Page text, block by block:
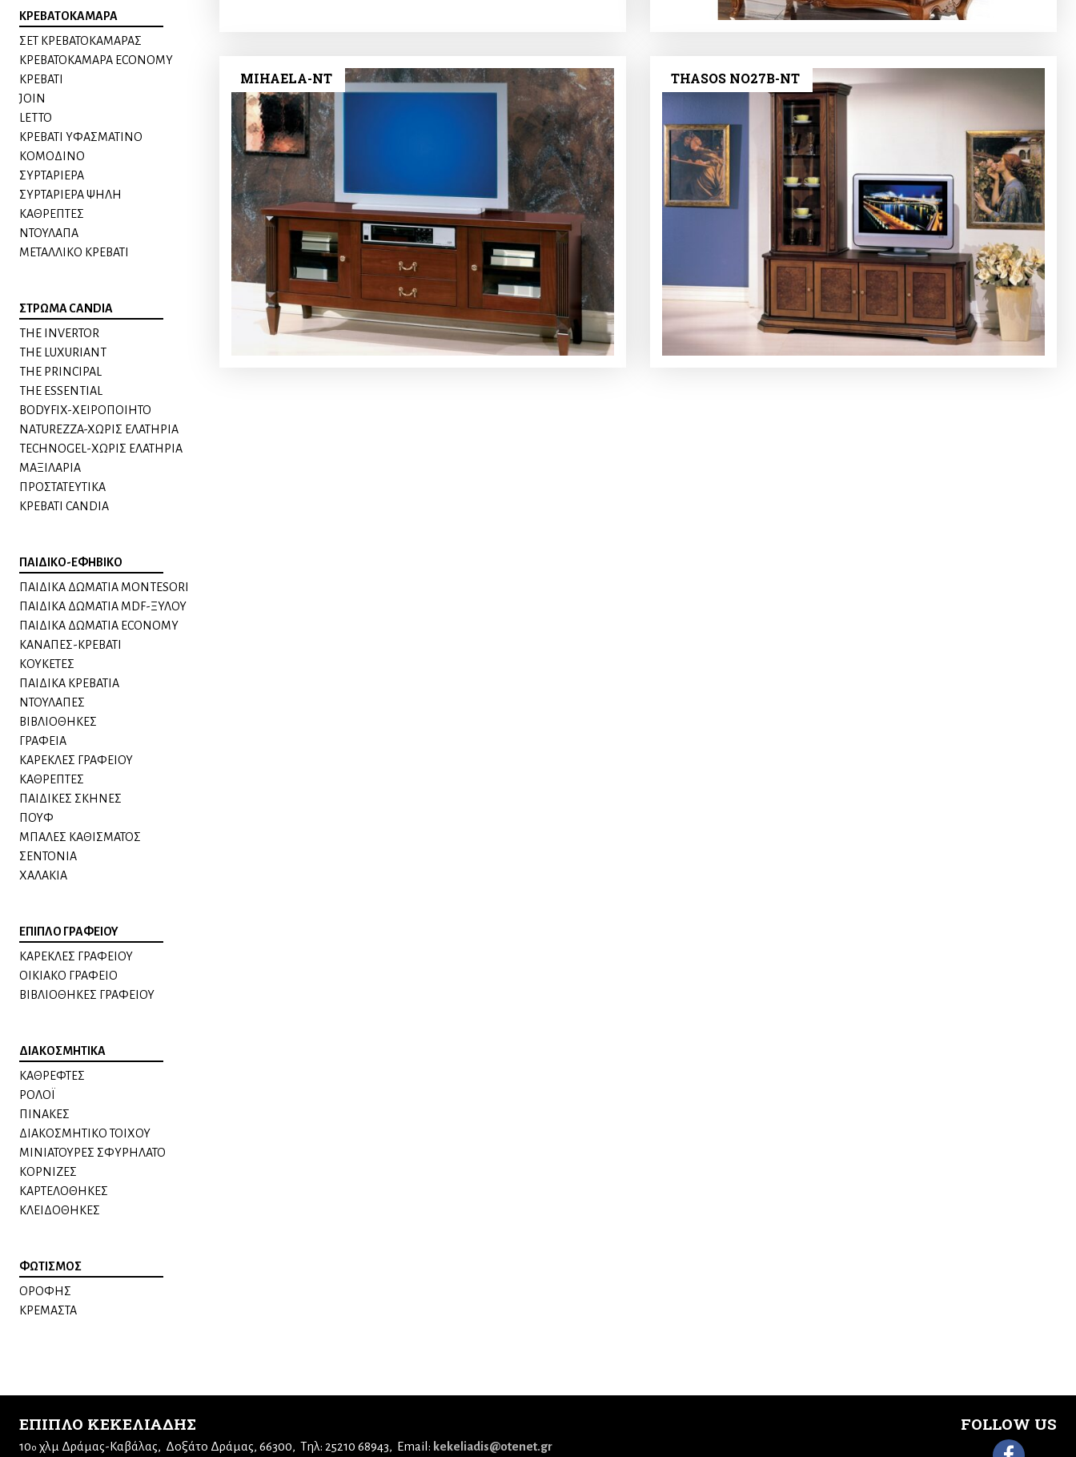
ΚΡΕΒΑΤΟΚΑΜΑΡΑ
ΣΕΤ ΚΡΕΒΑΤΟΚΑΜΑΡΑΣ
ΚΡΕΒΑΤΟΚΑΜΑΡΑ ECONOMY
ΚΡΕΒΑΤΙ
JOIN
LETTO
ΚΡΕΒΑΤΙ ΥΦΑΣΜΑΤΙΝΟ
ΚΟΜΟΔΙΝO
ΣΥΡΤΑΡΙΕΡΑ
ΣΥΡΤΑΡΙΕΡΑ ΨΗΛΗ
ΚΑΘΡΕΠΤΕΣ
ΝΤΟΥΛΑΠΑ
ΜΕΤΑΛΛΙΚΟ ΚΡΕΒΑΤΙ
ΣΤΡΩΜΑ CANDIA
THE INVERTOR
THE LUXURIANT
THE PRINCIPAL
THE ESSENTIAL
BODYFIX-ΧΕΙΡΟΠΟΙΗΤΟ
NATUREZZA-XΩΡΙΣ ΕΛΑΤΗΡΙΑ
TECHNOGEL-ΧΩΡΙΣ ΕΛΑΤΗΡΙΑ
MAΞΙΛΑΡΙΑ
ΠΡΟΣΤΑΤΕΥΤΙΚΑ
ΚΡΕΒΑΤΙ CANDIA
ΠΑΙΔΙΚΟ-ΕΦΗΒΙΚΟ
ΠΑΙΔΙΚΑ ΔΩΜΑΤΙΑ MONTESORI
ΠΑΙΔΙΚΑ ΔΩΜΑΤΙΑ MDF-ΞΥΛΟΥ
ΠΑΙΔΙΚΑ ΔΩΜΑΤΙΑ ECONOMY
ΚΑΝΑΠΕΣ-ΚΡΕΒΑΤΙ
KΟΥΚΕΤΕΣ
ΠΑΙΔΙΚΑ ΚΡΕΒΑΤΙΑ
ΝΤΟΥΛΑΠΕΣ
ΒΙΒΛΙΟΘΗΚΕΣ
ΓΡΑΦΕΙΑ
ΚΑΡΕΚΛΕΣ ΓΡΑΦΕΙΟΥ
ΚΑΘΡΕΠΤΕΣ
ΠΑΙΔΙΚΕΣ ΣΚΗΝΕΣ
ΠΟΥΦ
ΜΠΑΛΕΣ ΚΑΘΙΣΜΑΤΟΣ
ΣΕΝΤΟΝΙΑ
ΧΑΛΑΚΙΑ
ΕΠΙΠΛΟ ΓΡΑΦΕΙΟΥ
ΚΑΡΕΚΛΕΣ ΓΡΑΦΕΙΟΥ
ΟΙΚΙΑΚΟ ΓΡΑΦΕΙΟ
ΒΙΒΛΙΟΘΗΚΕΣ ΓΡΑΦΕΙΟΥ
ΔΙΑΚΟΣΜΗΤΙΚΑ
ΚΑΘΡΕΦΤΕΣ
ΡΟΛΟΪ
ΠΙΝΑΚΕΣ
ΔΙΑΚΟΣΜΗΤΙΚΟ ΤΟΙΧΟΥ
ΜΙΝΙΑΤΟΥΡΕΣ ΣΦΥΡΗΛΑΤΟ
ΚΟΡΝΙΖΕΣ
ΚΑΡΤΕΛΟΘΗΚΕΣ
ΚΛΕΙΔΟΘΗΚΕΣ
ΦΩΤΙΣΜΟΣ
ΟΡΟΦΗΣ
ΚΡΕΜΑΣΤΑ
MIHAELA-NT THASOS NO27B-ΝΤ
ΕΠΙΠΛΟ ΚΕΚΕΛΙΑΔΗΣ
10ο χλμ Δράμας-Καβάλας Δοξάτο Δράμας, 66300 Τηλ: 25210 68943 Email: kekeliadis@otenet.gr
FOLLOW US